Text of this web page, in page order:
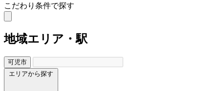
こだわり条件で探す
地域エリア・駅
可児市
エリアから探す